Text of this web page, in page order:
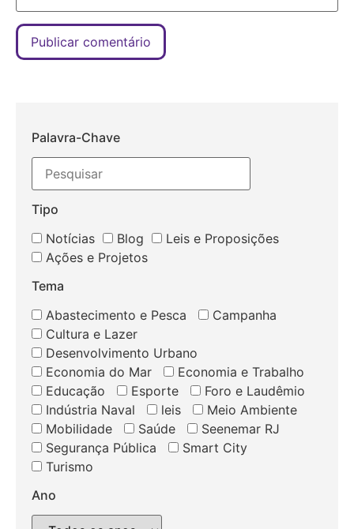
Palavra-Chave
Tipo
Notícias
Blog
Leis e Proposições
Ações e Projetos
Tema
Abastecimento e Pesca
Campanha
Cultura e Lazer
Desenvolvimento Urbano
Economia do Mar
Economia e Trabalho
Educação
Esporte
Foro e Laudêmio
Indústria Naval
leis
Meio Ambiente
Mobilidade
Saúde
Seenemar RJ
Segurança Pública
Smart City
Turismo
Ano